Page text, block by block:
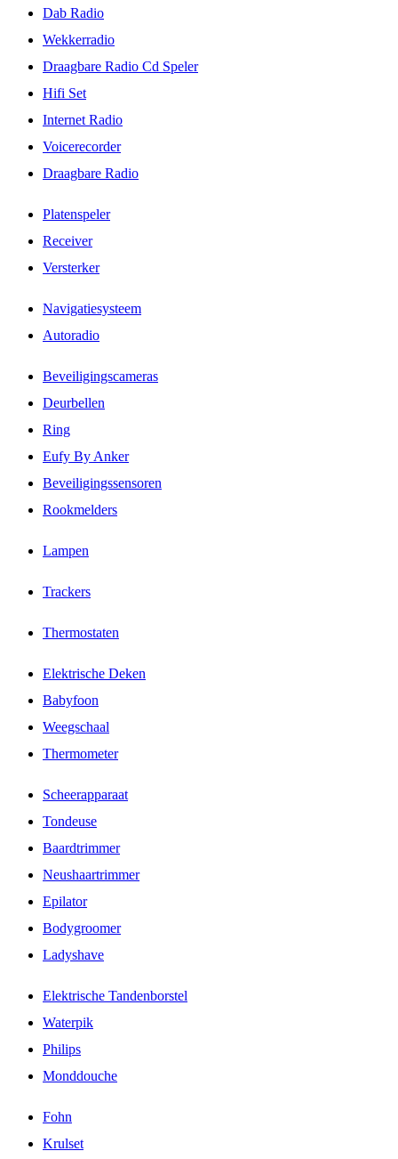
Dab Radio
Wekkerradio
Draagbare Radio Cd Speler
Hifi Set
Internet Radio
Voicerecorder
Draagbare Radio
Platenspeler
Receiver
Versterker
Navigatiesysteem
Autoradio
Beveiligingscameras
Deurbellen
Ring
Eufy By Anker
Beveiligingssensoren
Rookmelders
Lampen
Trackers
Thermostaten
Elektrische Deken
Babyfoon
Weegschaal
Thermometer
Scheerapparaat
Tondeuse
Baardtrimmer
Neushaartrimmer
Epilator
Bodygroomer
Ladyshave
Elektrische Tandenborstel
Waterpik
Philips
Monddouche
Fohn
Krulset